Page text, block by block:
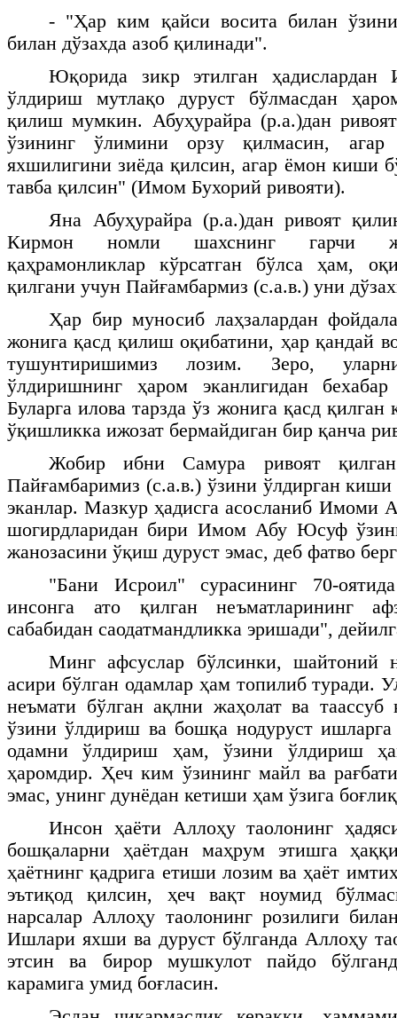
- "Ҳар ким қайси восита билан
билан дўзахда азоб қилинади".
Юқорида зикр этилган ҳадислардан
ўлдириш мутлақо дуруст бўлмасдан
қилиш мумкин. Абуҳурайра (р.а.)дан
ўзининг ўлимини орзу қилмасин,
яхшилигини зиёда қилсин, агар ёмон киши
тавба қилсин" (Имом Бухорий ривояти).
Яна Абуҳурайра (р.а.)дан ривоят
Кирмон номли шахснинг гарчи
қаҳрамонликлар кўрсатган бўлса ҳам,
қилгани учун Пайғамбармиз (с.а.в.) уни
Ҳар бир муносиб лаҳзалардан
жонига қасд қилиш оқибатини, ҳар қандай
тушунтиришимиз лозим. Зеро,
ўлдиришнинг ҳаром эканлигидан
Буларга илова тарзда ўз жонига қасд
ўқишликка ижозат бермайдиган бир қанча
Жобир ибни Самура ривоят
Пайғамбаримиз (с.а.в.) ўзини ўлдирган
эканлар. Мазкур ҳадисга асосланиб Имоми
шогирдларидан бири Имом Абу Юсуф
жанозасини ўқиш дуруст эмас, деб фатво
"Бани Исроил" сурасининг 70-
инсонга ато қилган неъматларининг
сабабидан саодатмандликка эришади",
Минг афсуслар бўлсинки, шайтоний
асири бўлган одамлар ҳам топилиб туради.
неъмати бўлган ақлни жаҳолат ва таассуб
ўзини ўлдириш ва бошқа нодуруст
одамни ўлдириш ҳам, ўзини ўлдириш
ҳаромдир. Ҳеч ким ўзининг майл ва
эмас, унинг дунёдан кетиши ҳам ўзига
Инсон ҳаёти Аллоҳу таолонинг
бошқаларни ҳаётдан маҳрум этишга
ҳаётнинг қадрига етиши лозим ва ҳаёт
эътиқод қилсин, ҳеч вақт ноумид
нарсалар Аллоҳу таолонинг розилиги
Ишлари яхши ва дуруст бўлганда Аллоҳу
этсин ва бирор мушкулот пайдо
карамига умид боғласин.